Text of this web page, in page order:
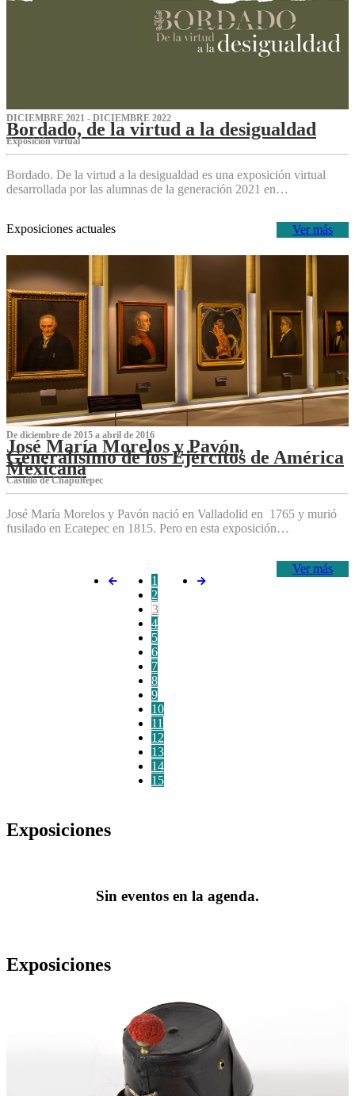
DICIEMBRE 2021 - DICIEMBRE 2022
Bordado, de la virtud a la desigualdad
Exposición virtual‌
Bordado. De la virtud a la desigualdad es una exposición virtual
desarrollada por las alumnas de la generación 2021 en…
Ver más
Exposiciones actuales
De diciembre de 2015 a abril de 2016
José María Morelos y Pavón,
Generalísimo de los Ejércitos de América
Mexicana
C‌astillo de Chapultepec
José María Morelos y Pavón nació en Valladolid en 1765 y murió
fusilado en Ecatepec en 1815. Pero en esta exposición…
Ver más
1
2
3
4
5
6
7
8
9
10
11
12
13
14
15
Exposiciones
Sin eventos en la agenda.
Exposiciones